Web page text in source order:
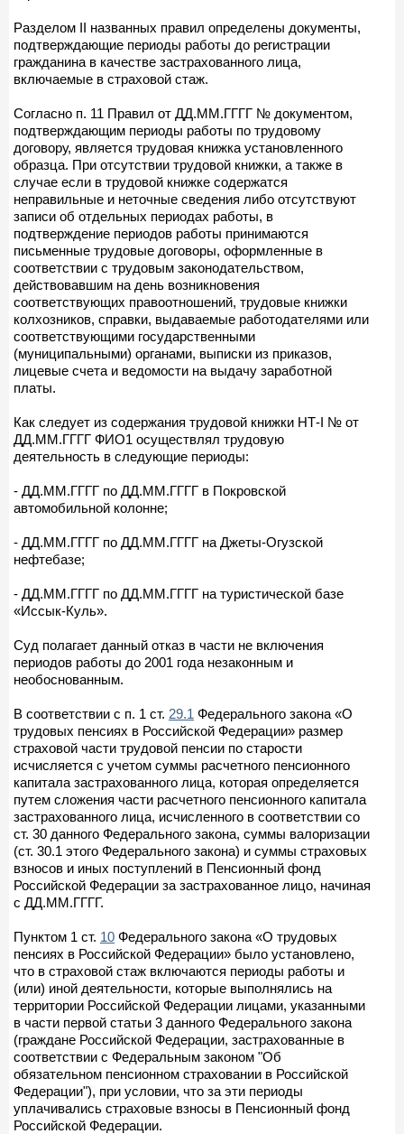
Разделом II названных правил определены документы,
подтверждающие периоды работы до регистрации
гражданина в качестве застрахованного лица,
включаемые в страховой стаж.
Согласно п. 11 Правил от ДД.ММ.ГГГГ № документом,
подтверждающим периоды работы по трудовому
договору, является трудовая книжка установленного
образца. При отсутствии трудовой книжки, а также в
случае если в трудовой книжке содержатся
неправильные и неточные сведения либо отсутствуют
записи об отдельных периодах работы, в
подтверждение периодов работы принимаются
письменные трудовые договоры, оформленные в
соответствии с трудовым законодательством,
действовавшим на день возникновения
соответствующих правоотношений, трудовые книжки
колхозников, справки, выдаваемые работодателями или
соответствующими государственными
(муниципальными) органами, выписки из приказов,
лицевые счета и ведомости на выдачу заработной
платы.
Как следует из содержания трудовой книжки НТ-I № от
ДД.ММ.ГГГГ ФИО1 осуществлял трудовую
деятельность в следующие периоды:
- ДД.ММ.ГГГГ по ДД.ММ.ГГГГ в Покровской
автомобильной колонне;
- ДД.ММ.ГГГГ по ДД.ММ.ГГГГ на Джеты-Огузской
нефтебазе;
- ДД.ММ.ГГГГ по ДД.ММ.ГГГГ на туристической базе
«Иссык-Куль».
Суд полагает данный отказ в части не включения
периодов работы до 2001 года незаконным и
необоснованным.
В соответствии с п. 1 ст. 29.1 Федерального закона «О
трудовых пенсиях в Российской Федерации» размер
страховой части трудовой пенсии по старости
исчисляется с учетом суммы расчетного пенсионного
капитала застрахованного лица, которая определяется
путем сложения части расчетного пенсионного капитала
застрахованного лица, исчисленного в соответствии со
ст. 30 данного Федерального закона, суммы валоризации
(ст. 30.1 этого Федерального закона) и суммы страховых
взносов и иных поступлений в Пенсионный фонд
Российской Федерации за застрахованное лицо, начиная
с ДД.ММ.ГГГГ.
Пунктом 1 ст. 10 Федерального закона «О трудовых
пенсиях в Российской Федерации» было установлено,
что в страховой стаж включаются периоды работы и
(или) иной деятельности, которые выполнялись на
территории Российской Федерации лицами, указанными
в части первой статьи 3 данного Федерального закона
(граждане Российской Федерации, застрахованные в
соответствии с Федеральным законом "Об
обязательном пенсионном страховании в Российской
Федерации"), при условии, что за эти периоды
уплачивались страховые взносы в Пенсионный фонд
Российской Федерации.